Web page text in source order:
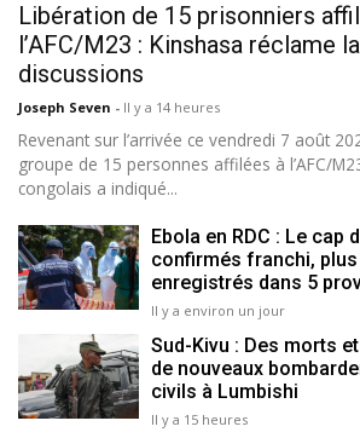
Libération de 15 prisonniers
l’AFC/M23 : Kinshasa réclame
discussions
Joseph Seven - Il y a 14 heures
Revenant sur l’arrivée ce vendredi 7 août
groupe de 15 personnes affilées à l’AFC/
congolais a indiqué...
Ebola en RDC : Le cap
confirmés franchi, plus
enregistrés dans 5
Il y a environ un jour
Sud-Kivu : Des morts
de nouveaux
civils à Lumbishi
Il y a 15 heures